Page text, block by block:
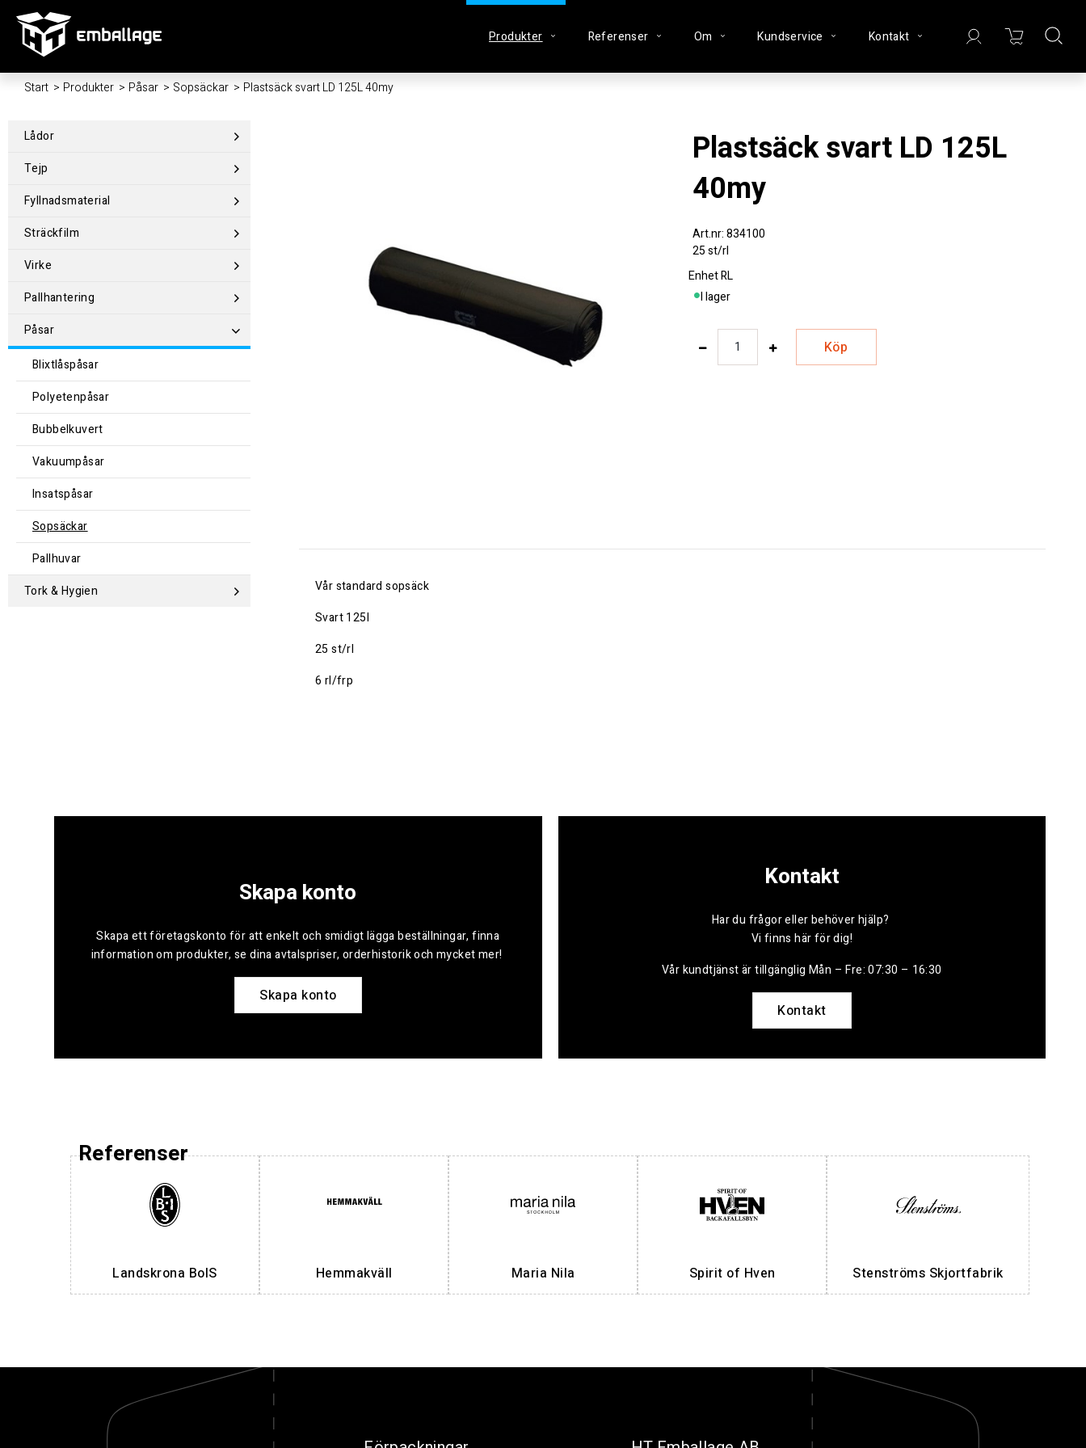
Produkter Referenser Om Kundservice Kontakt
Start / Produkter / Påsar / Sopsäckar / Plastsäck svart LD 125L 40my
Lådor
Tejp
Fyllnadsmaterial
Sträckfilm
Virke
Pallhantering
Påsar
Blixtlåspåsar
Polyetenpåsar
Bubbelkuvert
Vakuumpåsar
Insatspåsar
Sopsäckar
Pallhuvar
Tork & Hygien
Plastsäck svart LD 125L
40my
834100
25 st/rl
EnhetRL
I lager
Köp
Vår standard sopsäck
Svart 125l
25 st/rl
6 rl/frp
Skapa konto
Skapa ett företagskonto för att enkelt och smidigt lägga beställningar, finna
information om produkter, se dina avtalspriser, orderhistorik och mycket mer!
Skapa konto
Kontakt
Har du frågor eller behöver hjälp?
Vi finns här för dig!
Vår kundtjänst är tillgänglig Mån – Fre: 07:30 – 16:30
Kontakt
Referenser
Landskrona BoIS Hemmakväll Maria Nila Spirit of Hven Stenströms Skjortfabrik